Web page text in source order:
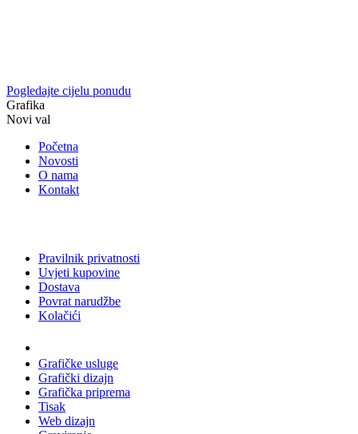
Pogledajte cijelu ponudu
Grafika
Novi val
Početna
Novosti
O nama
Kontakt
Pravilnik privatnosti
Uvjeti kupovine
Dostava
Povrat narudžbe
Kolačići
Grafičke usluge
Grafički dizajn
Grafička priprema
Tisak
Web dizajn